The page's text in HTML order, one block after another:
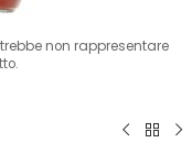
non rappresentare